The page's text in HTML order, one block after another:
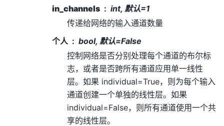
in_channels
int, 默认=1
传递给网络的输入通道数量
个人
bool, 默认=False
控制网络是否分别处理每个通道的布尔标
志，或者是否跨所有通道应用单一线性
层。如果 individual=True，则为每个输入
通道创建一个单独的线性层。如果
individual=False，则所有通道使用一个共
享的线性层。